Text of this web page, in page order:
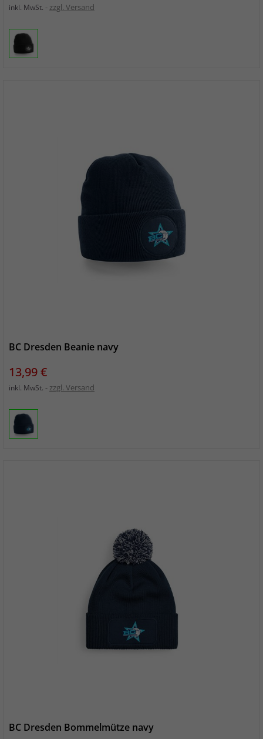
inkl. MwSt. zzgl. Versand
BC Dresden Beanie navy
Preis
13,99 €
inkl. MwSt. zzgl. Versand
BC Dresden Bommelmütze navy